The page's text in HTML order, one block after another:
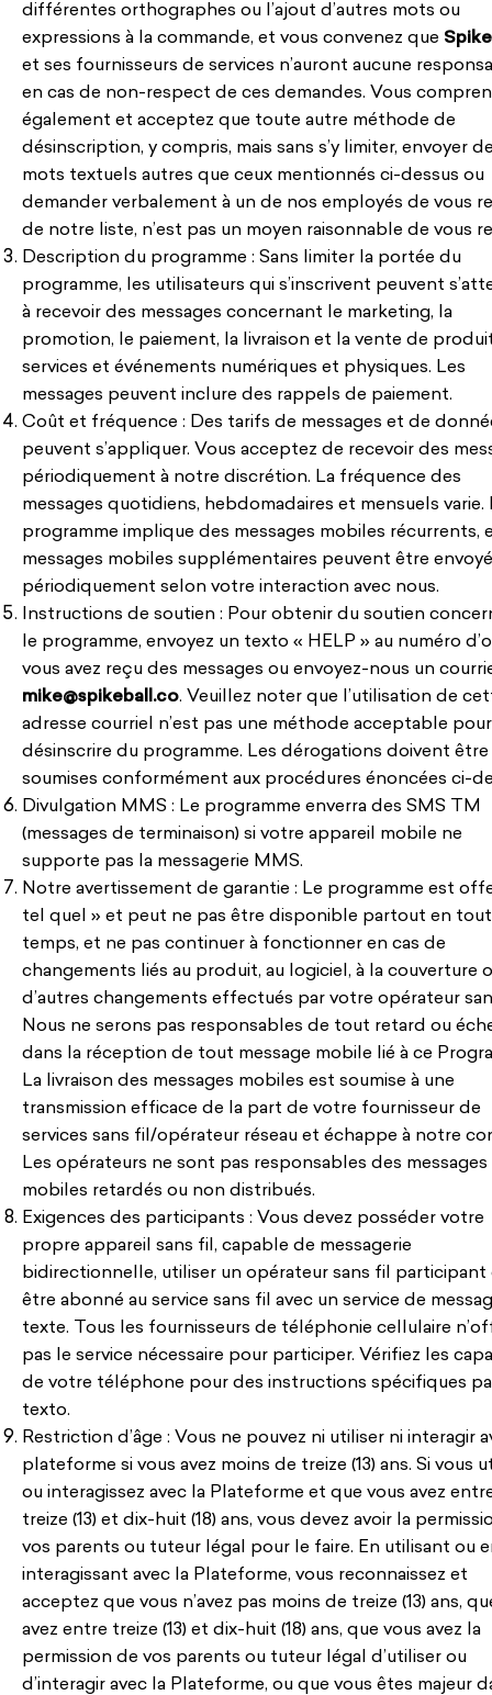
différentes orthographes ou l’ajout d’autres mots ou
expressions à la commande, et vous convenez que
et ses fournisseurs de services n’auront aucune
en cas de non-respect de ces demandes. Vous
également et acceptez que toute autre méthode de
désinscription, y compris, mais sans s’y limiter, envoyer
mots textuels autres que ceux mentionnés ci-dessus ou
demander verbalement à un de nos employés de vous
de notre liste, n’est pas un moyen raisonnable de vous
Description du programme : Sans limiter la portée du
programme, les utilisateurs qui s’inscrivent peuvent
à recevoir des messages concernant le marketing, la
promotion, le paiement, la livraison et la vente de
services et événements numériques et physiques. Les
messages peuvent inclure des rappels de paiement.
Coût et fréquence : Des tarifs de messages et de
peuvent s’appliquer. Vous acceptez de recevoir des
périodiquement à notre discrétion. La fréquence des
messages quotidiens, hebdomadaires et mensuels varie.
programme implique des messages mobiles récurrents,
messages mobiles supplémentaires peuvent être
périodiquement selon votre interaction avec nous.
Instructions de soutien : Pour obtenir du soutien
le programme, envoyez un texto « HELP » au numéro
vous avez reçu des messages ou envoyez-nous un
mike@spikeball.co. Veuillez noter que l’utilisation de
adresse courriel n’est pas une méthode acceptable
désinscrire du programme. Les dérogations doivent être
soumises conformément aux procédures énoncées ci-
Divulgation MMS : Le programme enverra des SMS TM
(messages de terminaison) si votre appareil mobile ne
supporte pas la messagerie MMS.
Notre avertissement de garantie : Le programme est
tel quel » et peut ne pas être disponible partout en tout
temps, et ne pas continuer à fonctionner en cas de
changements liés au produit, au logiciel, à la couverture
d’autres changements effectués par votre opérateur
Nous ne serons pas responsables de tout retard ou
dans la réception de tout message mobile lié à ce
La livraison des messages mobiles est soumise à une
transmission efficace de la part de votre fournisseur de
services sans fil/opérateur réseau et échappe à notre
Les opérateurs ne sont pas responsables des messages
mobiles retardés ou non distribués.
Exigences des participants : Vous devez posséder votre
propre appareil sans fil, capable de messagerie
bidirectionnelle, utiliser un opérateur sans fil participant
être abonné au service sans fil avec un service de
texte. Tous les fournisseurs de téléphonie cellulaire
pas le service nécessaire pour participer. Vérifiez les
de votre téléphone pour des instructions spécifiques
texto.
Restriction d’âge : Vous ne pouvez ni utiliser ni interagir
plateforme si vous avez moins de treize (13) ans. Si vous
ou interagissez avec la Plateforme et que vous avez
treize (13) et dix-huit (18) ans, vous devez avoir la
vos parents ou tuteur légal pour le faire. En utilisant ou
interagissant avec la Plateforme, vous reconnaissez et
acceptez que vous n’avez pas moins de treize (13) ans,
avez entre treize (13) et dix-huit (18) ans, que vous avez la
permission de vos parents ou tuteur légal d’utiliser ou
d’interagir avec la Plateforme, ou que vous êtes majeur